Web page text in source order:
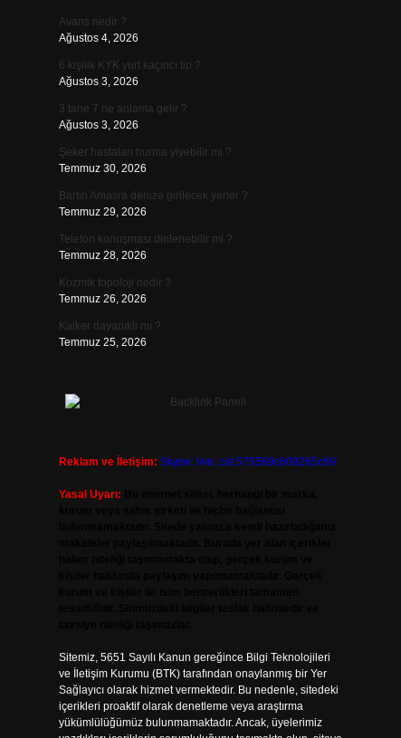
Avans nedir ?
Ağustos 4, 2026
6 kişilik KYK yurt kaçıncı tip ?
Ağustos 3, 2026
3 tane 7 ne anlama gelir ?
Ağustos 3, 2026
Şeker hastaları hurma yiyebilir mi ?
Temmuz 30, 2026
Bartın Amasra denize girilecek yerler ?
Temmuz 29, 2026
Telefon konuşması dinlenebilir mi ?
Temmuz 28, 2026
Kozmik topoloji nedir ?
Temmuz 26, 2026
Kalker dayanıklı mı ?
Temmuz 25, 2026
Reklam ve İletişim: Skype: live:.cid.575569c608265c69
Yasal Uyarı:
Sitemiz, 5651 Sayılı Kanun gereğince Bilgi Teknolojileri
ve İletişim Kurumu (BTK) tarafından onaylanmış bir Yer
Sağlayıcı olarak hizmet vermektedir. Bu nedenle, sitedeki
içerikleri proaktif olarak denetleme veya araştırma
yükümlülüğümüz bulunmamaktadır. Ancak, üyelerimiz